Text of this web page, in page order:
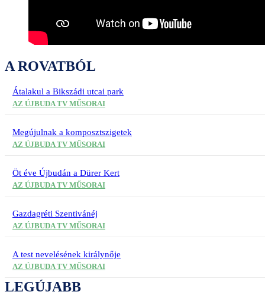
LEGÚJABB
A ROVATBÓL
Átalakul a Bikszádi utcai park
AZ ÚJBUDA TV MŰSORAI
Megújulnak a komposztszigetek
AZ ÚJBUDA TV MŰSORAI
Öt éve Újbudán a Dürer Kert
AZ ÚJBUDA TV MŰSORAI
Gazdagréti Szentivánéj
AZ ÚJBUDA TV MŰSORAI
A test nevelésének királynője
AZ ÚJBUDA TV MŰSORAI